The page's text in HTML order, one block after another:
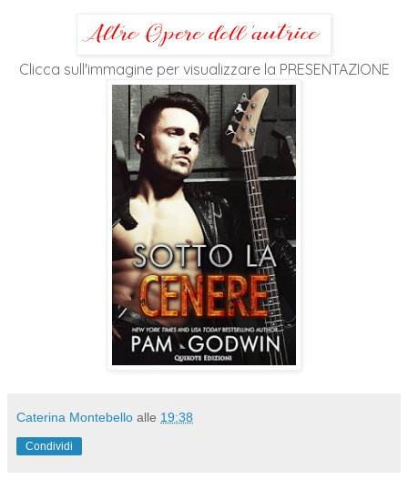
Clicca sull'immagine per visualizzare la PRESENTAZIONE
Caterina Montebello alle 19:38
Condividi